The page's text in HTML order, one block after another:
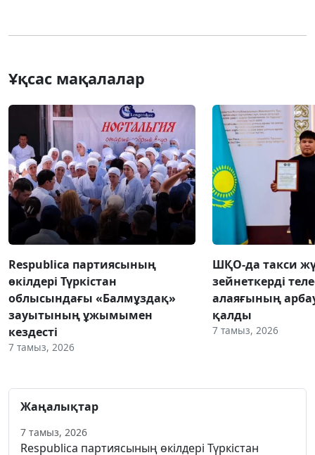
Ұқсас мақалалар
Respublica партиясының
өкілдері Түркістан
облысындағы «Балмұздақ»
зауытының ұжымымен
кездесті
7 тамыз, 2026
ШҚО-да такси
зейнеткерді
алаяғының
қалды
7 тамыз, 2026
Жаңалықтар
7 тамыз, 2026
Respublica партиясының өкілдері Түркістан